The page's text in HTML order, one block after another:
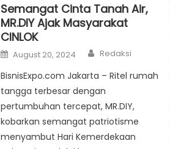
Semangat Cinta Tanah Air,
MR.DIY Ajak Masyarakat
CINLOK
Posted
on
August 20, 2024 Author
Redaksi
BisnisExpo.com Jakarta – Ritel rumah
tangga terbesar dengan
pertumbuhan tercepat, MR.DIY,
kobarkan semangat patriotisme
menyambut Hari Kemerdekaan